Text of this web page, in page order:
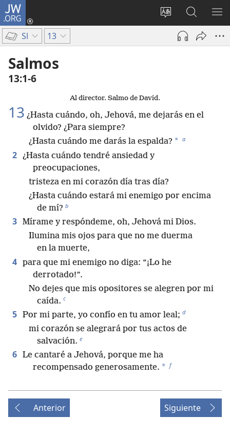
JW.ORG
Cambiar
idioma
del sitio
Iniciar
sesión
en
jw.org
Sl 13
Salmos
13:1-6
Al director. Salmo de David.
13 ¿Hasta cuándo, oh, Jehová, me dejarás en el
olvido? ¿Para siempre?
¿Hasta cuándo me darás la espalda? * a
2 ¿Hasta cuándo tendré ansiedad y
preocupaciones,
tristeza en mi corazón día tras día?
¿Hasta cuándo estará mi enemigo por encima
de mí? b
3 Mírame y respóndeme, oh, Jehová mi Dios.
Ilumina mis ojos para que no me duerma
en la muerte,
4 para que mi enemigo no diga: “¡Lo he
derrotado!”.
No dejes que mis opositores se alegren por mi
caída. c
5 Por mi parte, yo confío en tu amor leal; d
mi corazón se alegrará por tus actos de
salvación. e
6 Le cantaré a Jehová, porque me ha
recompensado generosamente. * f
Anterior Siguiente